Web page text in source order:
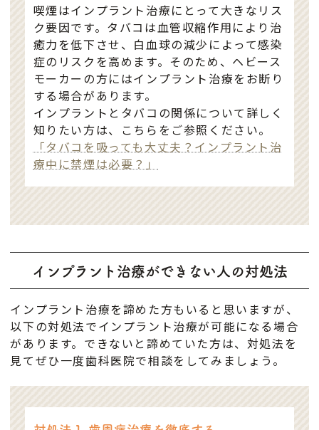
喫煙はインプラント治療にとって大きなリス
ク要因です。タバコは血管収縮作用により治
癒力を低下させ、白血球の減少によって感染
症のリスクを高めます。そのため、ヘビース
モーカーの方にはインプラント治療をお断り
する場合があります。
インプラントとタバコの関係について詳しく
知りたい方は、こちらをご参照ください。
「タバコを吸っても大丈夫？インプラント治
療中に禁煙は必要？」
インプラント治療ができない人の対処法
インプラント治療を諦めた方もいると思いますが、
以下の対処法でインプラント治療が可能になる場合
があります。できないと諦めていた方は、対処法を
見てぜひ一度歯科医院で相談をしてみましょう。